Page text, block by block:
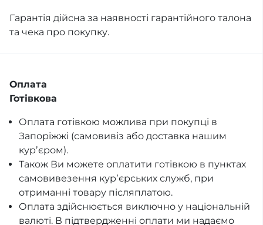
Гарантія дійсна за наявності гарантійного талона
та чека про покупку.
Оплата
Готівкова
Оплата готівкою можлива при покупці в
Запоріжжі (самовивіз або доставка нашим
курʼєром).
Також Ви можете оплатити готівкою в пунктах
самовивезення курʼєрських служб, при
отриманні товару післяплатою.
Оплата здійснюється виключно у національній
валюті. В підтвердженні оплати ми надаємо